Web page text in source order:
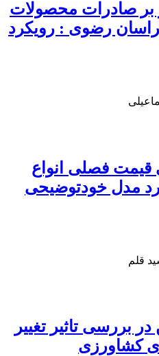
بر صادرات محصولات
رضوی : رویکرد
قیمت فصلی انواع
مدل خودتوضیحی
قلم
بررسی تاثیر تغییر
کشاورزی